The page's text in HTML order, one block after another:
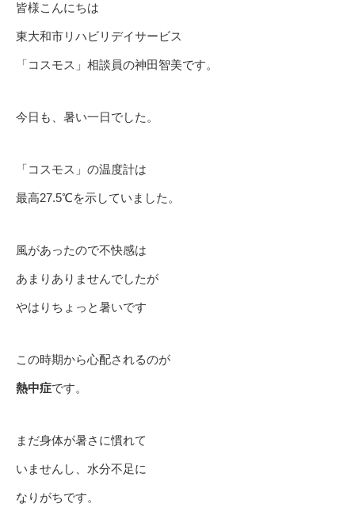
皆様こんにちは
東大和市リハビリデイサービス
「コスモス」相談員の神田智美です。
今日も、暑い一日でした。
「コスモス」の温度計は
最高27.5℃を示していました。
風があったので不快感は
あまりありませんでしたが
やはりちょっと暑いです
この時期から心配されるのが
熱中症です。
まだ身体が暑さに慣れて
いませんし、水分不足に
なりがちです。